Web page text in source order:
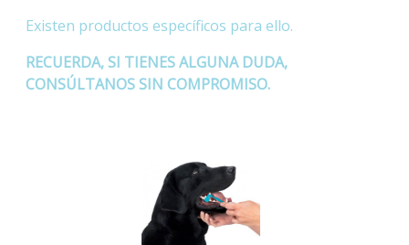
Existen productos específicos para ello.
RECUERDA, SI TIENES ALGUNA DUDA,
CONSÚLTANOS SIN COMPROMISO.